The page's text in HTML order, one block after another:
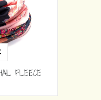
FLEECE